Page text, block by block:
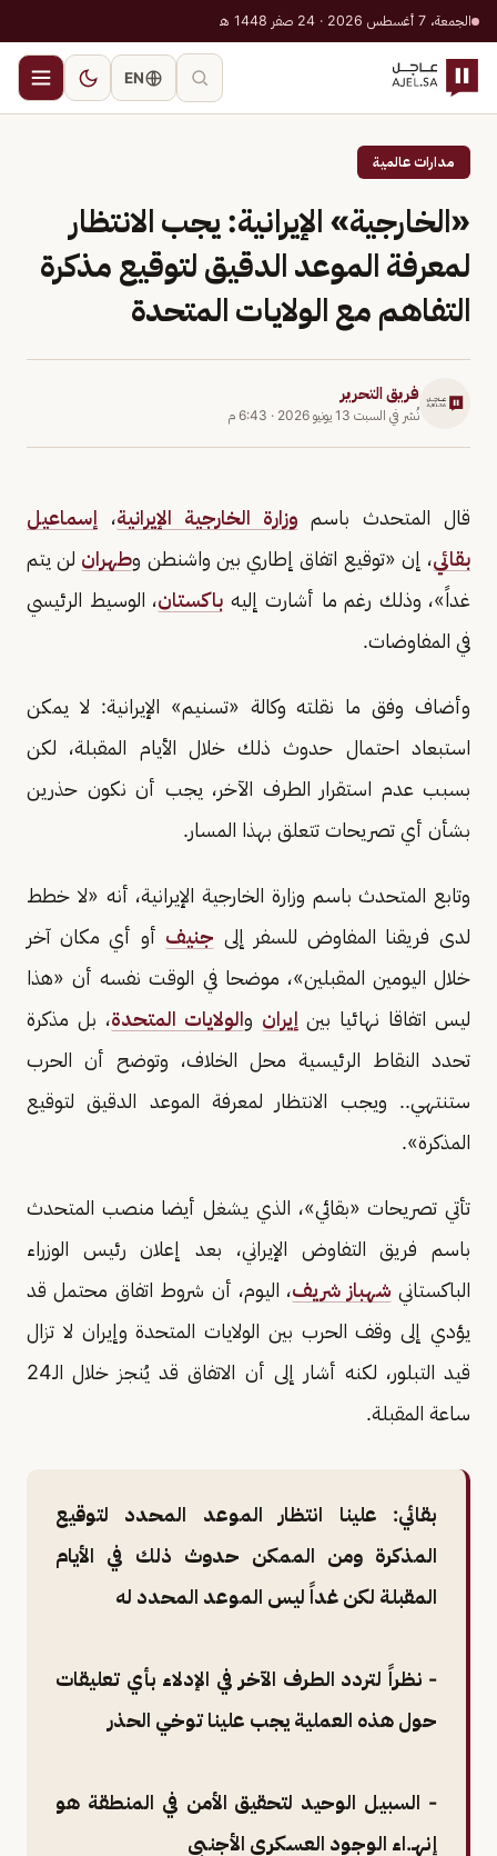
الجمعة، 7 أغسطس 2026 · 24 صفر 1448 هـ
EN
مدارات عالمية
«الخارجية» الإيرانية: يجب الانتظار
لمعرفة الموعد الدقيق لتوقيع مذكرة
التفاهم مع الولايات المتحدة
فريق التحرير
نُشر في السبت 13 يونيو 2026 · 6:43 م
قال المتحدث باسم وزارة الخارجية الإيرانية، إسماعيل
بقائي، إن «توقيع اتفاق إطاري بين واشنطن وطهران لن يتم
غداً»، وذلك رغم ما أشارت إليه باكستان، الوسيط الرئيسي
في المفاوضات.
وأضاف وفق ما نقلته وكالة «تسنيم» الإيرانية: لا يمكن
استبعاد احتمال حدوث ذلك خلال الأيام المقبلة، لكن
بسبب عدم استقرار الطرف الآخر، يجب أن نكون حذرين
بشأن أي تصريحات تتعلق بهذا المسار.
وتابع المتحدث باسم وزارة الخارجية الإيرانية، أنه «لا خطط
لدى فريقنا المفاوض للسفر إلى جنيف أو أي مكان آخر
خلال اليومين المقبلين»، موضحا في الوقت نفسه أن «هذا
ليس اتفاقا نهائيا بين إيران والولايات المتحدة، بل مذكرة
تحدد النقاط الرئيسية محل الخلاف، وتوضح أن الحرب
ستنتهي.. ويجب الانتظار لمعرفة الموعد الدقيق لتوقيع
المذكرة».
تأتي تصريحات «بقائي»، الذي يشغل أيضا منصب المتحدث
باسم فريق التفاوض الإيراني، بعد إعلان رئيس الوزراء
الباكستاني شهباز شريف، اليوم، أن شروط اتفاق محتمل قد
يؤدي إلى وقف الحرب بين الولايات المتحدة وإيران لا تزال
قيد التبلور، لكنه أشار إلى أن الاتفاق قد يُنجز خلال الـ24
ساعة المقبلة.
بقائي: علينا انتظار الموعد المحدد لتوقيع
المذكرة ومن الممكن حدوث ذلك في الأيام
المقبلة لكن غداً ليس الموعد المحدد له
- نظراً لتردد الطرف الآخر في الإدلاء بأي تعليقات
حول هذه العملية يجب علينا توخي الحذر
- السبيل الوحيد لتحقيق الأمن في المنطقة هو
إنهـ.اء الوجود العسكري الأجنبي